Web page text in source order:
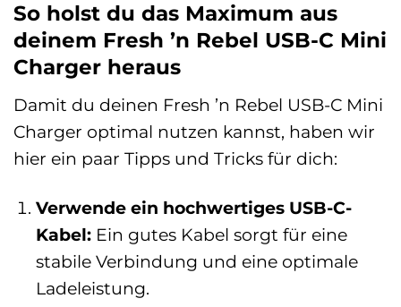
So holst du das Maximum aus
deinem Fresh ’n Rebel USB-C Mini
Charger heraus
Damit du deinen Fresh ’n Rebel USB-C Mini
Charger optimal nutzen kannst, haben wir
hier ein paar Tipps und Tricks für dich:
Verwende ein hochwertiges USB-C-
Kabel: Ein gutes Kabel sorgt für eine
stabile Verbindung und eine optimale
Ladeleistung.